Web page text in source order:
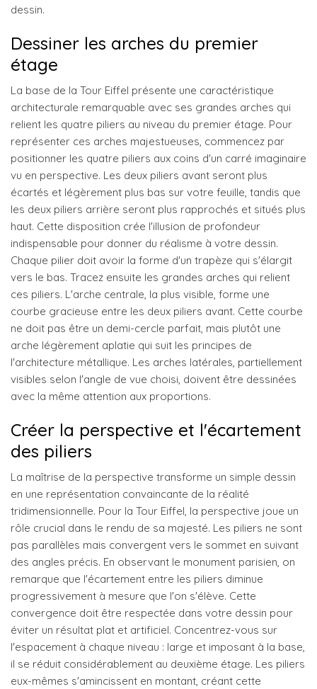
dessin.
Dessiner les arches du premier
étage
La base de la Tour Eiffel présente une caractéristique
architecturale remarquable avec ses grandes arches qui
relient les quatre piliers au niveau du premier étage. Pour
représenter ces arches majestueuses, commencez par
positionner les quatre piliers aux coins d'un carré imaginaire
vu en perspective. Les deux piliers avant seront plus
écartés et légèrement plus bas sur votre feuille, tandis que
les deux piliers arrière seront plus rapprochés et situés plus
haut. Cette disposition crée l'illusion de profondeur
indispensable pour donner du réalisme à votre dessin.
Chaque pilier doit avoir la forme d'un trapèze qui s'élargit
vers le bas. Tracez ensuite les grandes arches qui relient
ces piliers. L'arche centrale, la plus visible, forme une
courbe gracieuse entre les deux piliers avant. Cette courbe
ne doit pas être un demi-cercle parfait, mais plutôt une
arche légèrement aplatie qui suit les principes de
l'architecture métallique. Les arches latérales, partiellement
visibles selon l'angle de vue choisi, doivent être dessinées
avec la même attention aux proportions.
Créer la perspective et l'écartement
des piliers
La maîtrise de la perspective transforme un simple dessin
en une représentation convaincante de la réalité
tridimensionnelle. Pour la Tour Eiffel, la perspective joue un
rôle crucial dans le rendu de sa majesté. Les piliers ne sont
pas parallèles mais convergent vers le sommet en suivant
des angles précis. En observant le monument parisien, on
remarque que l'écartement entre les piliers diminue
progressivement à mesure que l'on s'élève. Cette
convergence doit être respectée dans votre dessin pour
éviter un résultat plat et artificiel. Concentrez-vous sur
l'espacement à chaque niveau : large et imposant à la base,
il se réduit considérablement au deuxième étage. Les piliers
eux-mêmes s'amincissent en montant, créant cette